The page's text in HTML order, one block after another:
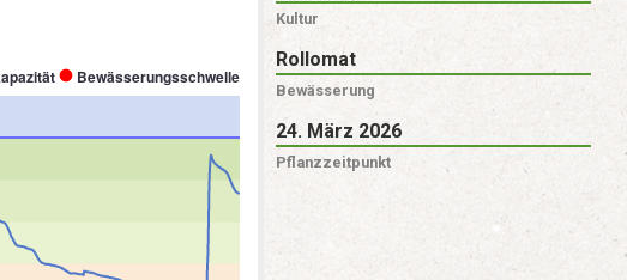
Kultur
Rollomat
Bewässerung
24. März 2026
Pflanzzeitpunkt